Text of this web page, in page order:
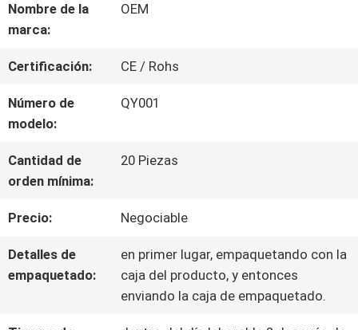
NOTICIAS
PIDA
UNA
MAPA
DEL
SITIO
Nombre de la
marca:
OEM
Certificación: CE / Rohs
Número de
modelo:
QY001
Cantidad de
orden mínima:
20 Piezas
Precio: Negociable
Detalles de
empaquetado:
en primer lugar, empaquetando con la
caja del producto, y entonces
enviando la caja de empaquetado.